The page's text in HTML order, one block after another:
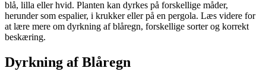
blå, lilla eller hvid. Planten kan dyrkes på forskellige måder,
herunder som espalier, i krukker eller på en pergola. Læs videre for
at lære mere om dyrkning af blåregn, forskellige sorter og korrekt
beskæring.
Dyrkning af Blåregn